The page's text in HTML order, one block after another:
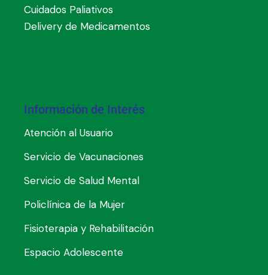
Cuidados Paliativos
Delivery de Medicamentos
Información de Interés
Atención al Usuario
Servicio de Vacunaciones
Servicio de Salud Mental
Policlínica de la Mujer
Fisioterapia y Rehabilitación
Espacio Adolescente